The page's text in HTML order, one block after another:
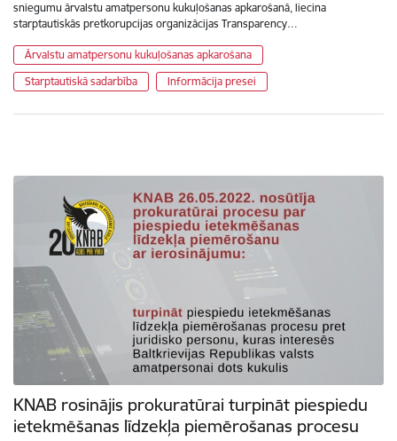
sniegumu ārvalstu amatpersonu kukuļošanas apkarošanā, liecina
starptautiskās pretkorupcijas organizācijas Transparency…
Ārvalstu amatpersonu kukuļošanas apkarošana
Starptautiskā sadarbība
Informācija presei
KNAB rosinājis prokuratūrai turpināt piespiedu
ietekmēšanas līdzekļa piemērošanas procesu